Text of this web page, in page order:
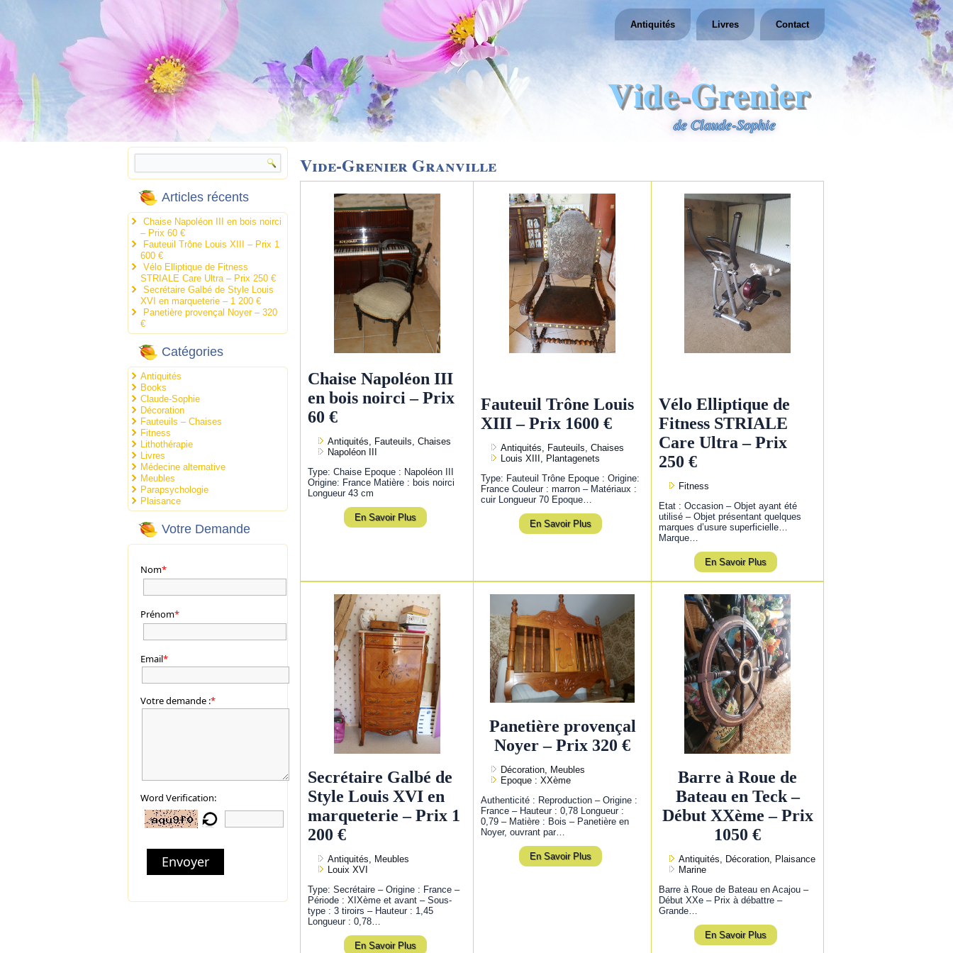
Vide-Grenier
de Claude-Sophie
Antiquités Livres Contact
Articles récents
Chaise Napoléon III en bois noirci
– Prix 60 €
Fauteuil Trône Louis XIII – Prix 1
600 €
Vélo Elliptique de Fitness
STRIALE Care Ultra – Prix 250 €
Secrétaire Galbé de Style Louis
XVI en marqueterie – 1 200 €
Panetière provençal Noyer – 320
€
Catégories
Antiquités
Books
Claude-Sophie
Décoration
Fauteuils – Chaises
Fitness
Lithothérapie
Livres
Médecine alternative
Meubles
Parapsychologie
Plaisance
Votre Demande
Nom*
Prénom*
Email*
Votre demande :*
Word Verification:
Envoyer
Vide-Grenier Granville
Chaise Napoléon III
en bois noirci – Prix
60 €
Antiquités, Fauteuils, Chaises
Napoléon III
Type: Chaise Epoque : Napoléon III
Origine: France Matière : bois noirci
Longueur 43 cm
En Savoir Plus
Fauteuil Trône Louis
XIII – Prix 1600 €
Antiquités, Fauteuils, Chaises
Louis XIII, Plantagenets
Type: Fauteuil Trône Epoque : Origine:
France Couleur : marron – Matériaux :
cuir Longueur 70 Epoque…
En Savoir Plus
Vélo Elliptique de
Fitness STRIALE
Care Ultra – Prix
250 €
Fitness
Etat : Occasion – Objet ayant été
utilisé – Objet présentant quelques
marques d’usure superficielle…
Marque…
En Savoir Plus
Secrétaire Galbé de
Style Louis XVI en
marqueterie – Prix 1
200 €
Antiquités, Meubles
Louix XVI
Type: Secrétaire – Origine : France –
Période : XIXème et avant – Sous-
type : 3 tiroirs – Hauteur : 1,45
Longueur : 0,78…
En Savoir Plus
Panetière provençal
Noyer – Prix 320 €
Décoration, Meubles
Epoque : XXème
Authenticité : Reproduction – Origine :
France – Hauteur : 0,78 Longueur :
0,79 – Matière : Bois – Panetière en
Noyer, ouvrant par…
En Savoir Plus
Barre à Roue de
Bateau en Teck –
Début XXème – Prix
1050 €
Antiquités, Décoration, Plaisance
Marine
Barre à Roue de Bateau en Acajou –
Début XXe – Prix à débattre –
Grande…
En Savoir Plus